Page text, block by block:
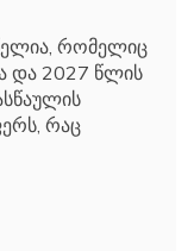
რომელიც
და 2027 წლის
რაც